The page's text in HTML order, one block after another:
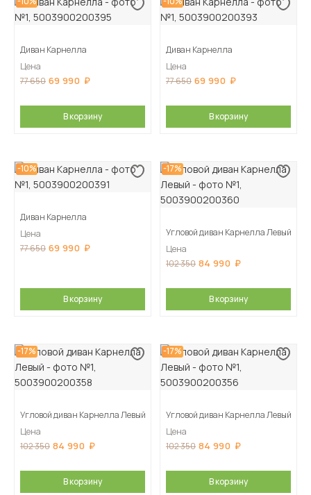
Диван Карнелла
Цена
77 650 69 990
В корзину
Диван Карнелла
Цена
77 650 69 990
В корзину
-10%
Диван Карнелла
Цена
77 650 69 990
В корзину
-17%
Угловой диван Карнелла Левый
Цена
102 350 84 990
В корзину
-17%
Угловой диван Карнелла Левый
Цена
102 350 84 990
В корзину
-17%
Угловой диван Карнелла Левый
Цена
102 350 84 990
В корзину